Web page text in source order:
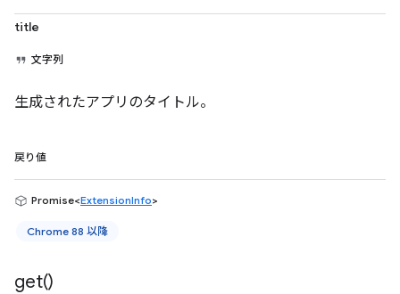
title
文字列
生成されたアプリのタイトル。
戻り値
Promise<ExtensionInfo>
Chrome 88 以降
get()